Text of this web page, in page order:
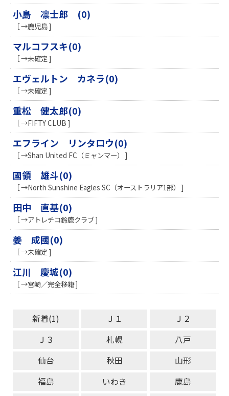
小島 凛士郎 (0)
［ →鹿児島 ]
マルコフスキ(0)
［ →未確定 ]
エヴェルトン カネラ(0)
［ →未確定 ]
重松 健太郎(0)
［ →FIFTY CLUB ]
エフライン リンタロウ(0)
［ →Shan United FC（ミャンマー） ]
國領 雄斗(0)
［ →North Sunshine Eagles SC（オーストラリア1部） ]
田中 直基(0)
［ →アトレチコ鈴鹿クラブ ]
姜 成國(0)
［ →未確定 ]
江川 慶城(0)
［ →宮崎／完全移籍 ]
新着(1) Ｊ１
Ｊ２
Ｊ３
札幌
八戸
仙台
秋田
山形
福島
いわき
鹿島